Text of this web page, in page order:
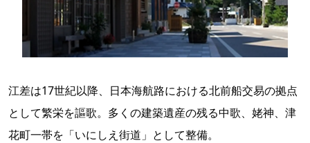
江差は17世紀以降、日本海航路における北前船交易の拠点
として繁栄を謳歌。多くの建築遺産の残る中歌、姥神、津
花町一帯を「いにしえ街道」として整備。